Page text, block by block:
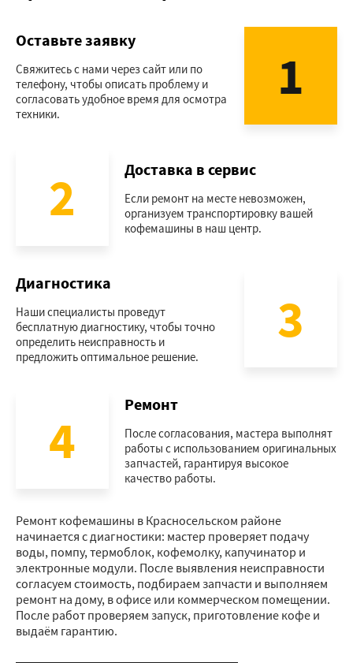
Оставьте заявку
Свяжитесь с нами через сайт или по
телефону, чтобы описать проблему и
согласовать удобное время для осмотра
техники.
1
Доставка в сервис
Если ремонт на месте невозможен,
организуем транспортировку вашей
кофемашины в наш центр.
2
Диагностика
Наши специалисты проведут
бесплатную диагностику, чтобы точно
определить неисправность и
предложить оптимальное решение.
3
Ремонт
После согласования, мастера выполнят
работы с использованием оригинальных
запчастей, гарантируя высокое
качество работы.
4
Ремонт кофемашины в Красносельском районе
начинается с диагностики: мастер проверяет подачу
воды, помпу, термоблок, кофемолку, капучинатор и
электронные модули. После выявления неисправности
согласуем стоимость, подбираем запчасти и выполняем
ремонт на дому, в офисе или коммерческом помещении.
После работ проверяем запуск, приготовление кофе и
выдаём гарантию.